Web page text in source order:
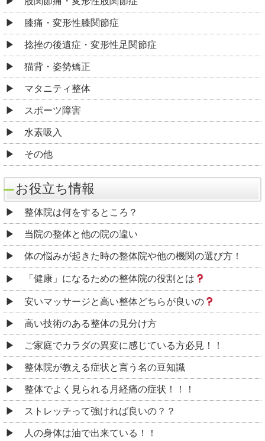
膝痛・変形性膝関節症
捻挫の後遺症・変形性足関節症
猫背・姿勢矯正
マタニティ整体
スポーツ障害
水素吸入
その他
お役立ち情報
整体院は何をするところ？
当院の整体と他の院の違い
体の悩みが起きた時の整体院や他の機関の選び方！
「健康」になるための整体院の役割とは
安いマッサージと高い整体どちらが良いの
高い技術のある整体の見分け方
ご家庭でカラダの異変に感じている方必見！！
整体院が教える症状と言う名の豆知識
整体でよく見られる月経痛の症状！！！
ストレッチって強ければ良いの？？
人の身体は油で出来ている！！